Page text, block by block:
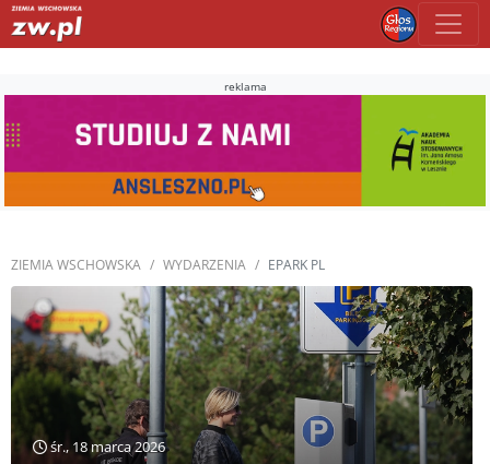
reklama
ZIEMIA WSCHOWSKA WYDARZENIA EPARK PL
śr., 18 marca 2026